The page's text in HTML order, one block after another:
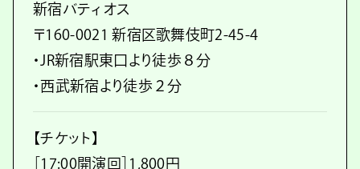
新宿バティオス
〒160-0021 新宿区歌舞伎町2-45-4
・JR新宿駅東口より徒歩８分
・西武新宿より徒歩２分
【チケット】
［17:00開演回］1,800円